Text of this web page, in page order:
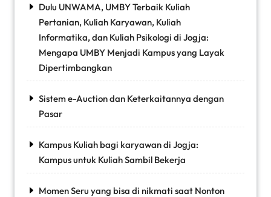
Dulu UNWAMA, UMBY Terbaik Kuliah
Pertanian, Kuliah Karyawan, Kuliah
Informatika, dan Kuliah Psikologi di Jogja:
Mengapa UMBY Menjadi Kampus yang Layak
Dipertimbangkan
Sistem e-Auction dan Keterkaitannya dengan
Pasar
Kampus Kuliah bagi karyawan di Jogja:
Kampus untuk Kuliah Sambil Bekerja
Momen Seru yang bisa di nikmati saat Nonton